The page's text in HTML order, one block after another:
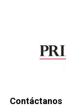
Contáctanos